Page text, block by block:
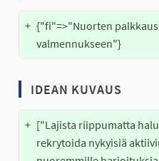
+ {"fi"=>"Nuorten palkkaus
valmennukseen"}
IDEAN KUVAUS
+ ["Lajista riippumatta
rekrytoida nykyisiä